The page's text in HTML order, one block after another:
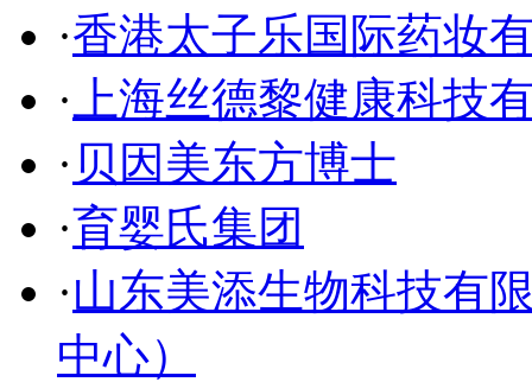
·香港太子乐国际药妆
· 上海丝德黎健康科技
· 贝因美东方博士
·育婴氏集团
·山东美添生物科技有
中心）